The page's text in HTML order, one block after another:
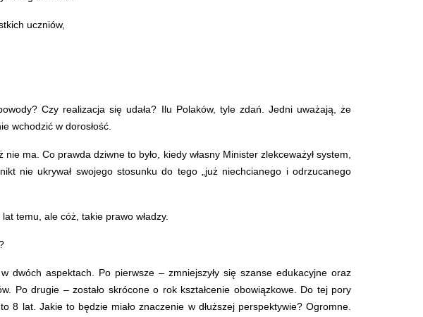
uczniów,
Czy realizacja się udała? Ilu Polaków, tyle zdań. Jedni uważają, że
wchodzić w dorosłość.
ma. Co prawda dziwne to było, kiedy własny Minister zlekceważył system,
nie ukrywał swojego stosunku do tego „już niechcianego i odrzucanego
temu, ale cóż, takie prawo władzy.
dwóch aspektach. Po pierwsze – zmniejszyły się szanse edukacyjne oraz
Po drugie – zostało skrócone o rok kształcenie obowiązkowe. Do tej pory
8 lat. Jakie to będzie miało znaczenie w dłuższej perspektywie? Ogromne.